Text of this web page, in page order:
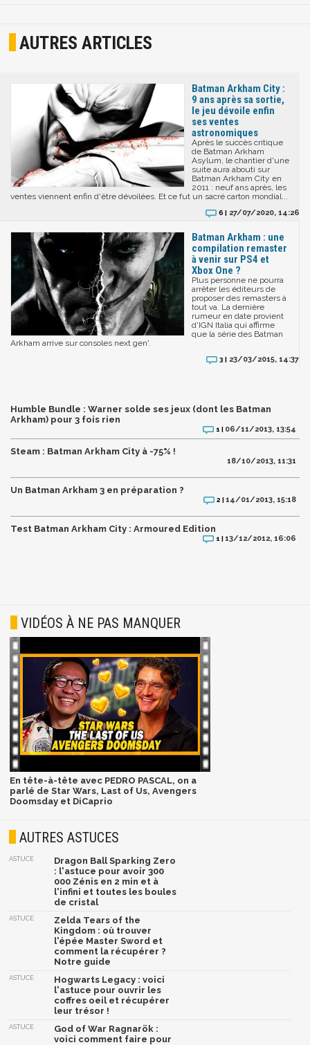
AUTRES ARTICLES
Batman Arkham City :
9 ans après sa sortie,
le jeu dévoile enfin
ses ventes
astronomiques
Après le succès critique
de Batman Arkham
Asylum, le chantier d'une
suite aura abouti sur
Batman Arkham City en
2011 : neuf ans après, les
ventes viennent enfin d'être dévoilées. Et ce fut un sacré carton mondial...
6 | 27/07/2020, 14:26
Batman Arkham : une
compilation remaster
à venir sur PS4 et
Xbox One ?
Plus personne ne pourra
arrêter les éditeurs de
proposer des remasters à
tout va. La dernière
rumeur en date provient
d'IGN Italia qui affirme
que la série des Batman
Arkham arrive sur consoles next gen'.
3 | 23/03/2015, 14:37
Humble Bundle : Warner solde ses jeux (dont les Batman
Arkham) pour 3 fois rien
1 | 06/11/2013, 13:54
Steam : Batman Arkham City à -75% !
18/10/2013, 11:31
Un Batman Arkham 3 en préparation ?
2 |14/01/2013, 15:18
Test Batman Arkham City : Armoured Edition
1 |13/12/2012, 16:06
VIDÉOS À NE PAS MANQUER
En tête-à-tête avec PEDRO PASCAL, on a
parlé de Star Wars, Last of Us, Avengers
Doomsday et DiCaprio
AUTRES ASTUCES
ASTUCE
Dragon Ball Sparking Zero
: l'astuce pour avoir 300
000 Zénis en 2 min et à
l'infini et toutes les boules
de cristal
ASTUCE
Zelda Tears of the
Kingdom : où trouver
l'épée Master Sword et
comment la récupérer ?
Notre guide
ASTUCE
Hogwarts Legacy : voici
l'astuce pour ouvrir les
coffres oeil et récupérer
leur trésor !
ASTUCE
God of War Ragnarök :
voici comment faire pour